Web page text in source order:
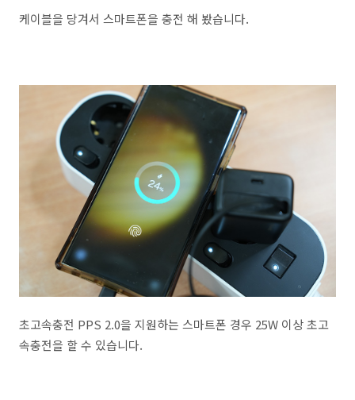
케이블을 당겨서 스마트폰을 충전 해 봤습니다.
초고속충전 PPS 2.0을 지원하는 스마트폰 경우 25W 이상 초고
속충전을 할 수 있습니다.